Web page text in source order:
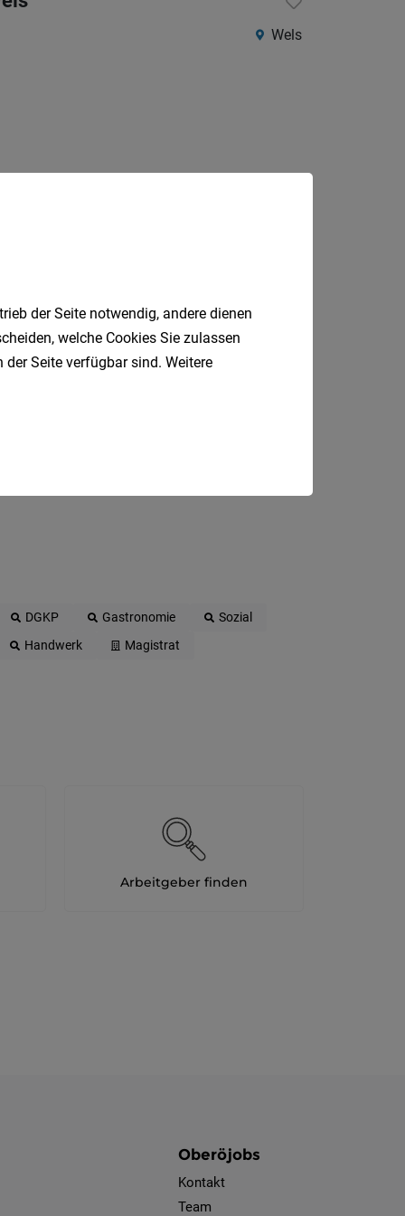
Wels
DGKP Gastronomie
Sozial
Handwerk
Magistrat
Arbeitgeber finden
Oberöjobs
Kontakt
Team
der Seite notwendig, andere dienen
welche Cookies Sie zulassen
Seite verfügbar sind. Weitere